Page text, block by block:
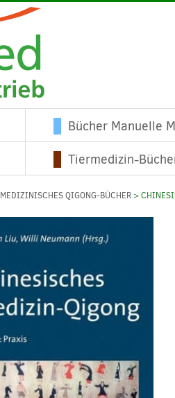
Bücher Manuelle
Tiermedizin-
MEDIZINISCHES QIGONG-BÜCHER >